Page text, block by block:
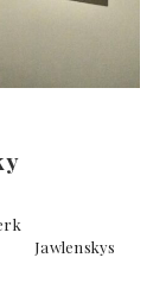
Jawlenskys